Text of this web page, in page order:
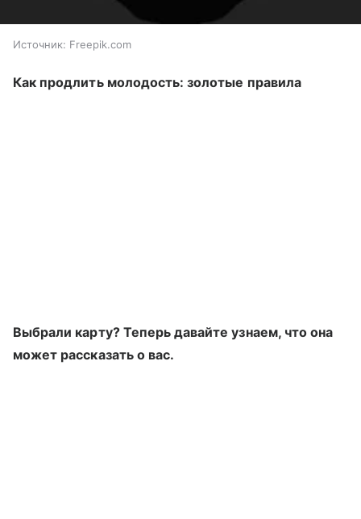
Источник: Freepik.com
Как продлить молодость: золотые правила
Выбрали карту? Теперь давайте узнаем, что она
может рассказать о вас.